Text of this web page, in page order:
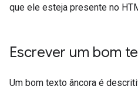
que ele esteja presente no
Escrever um bom
Um bom texto âncora é